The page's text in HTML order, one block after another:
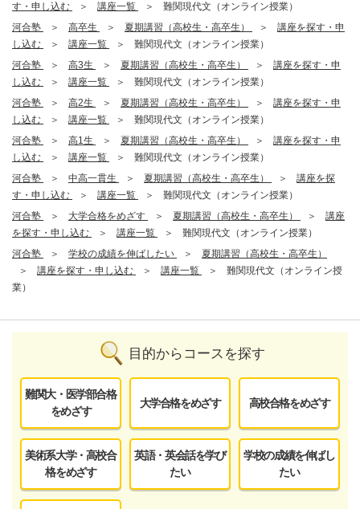
す・申し込む
講座一覧
難関現代文（オンライン授業）
河合塾
高卒生 夏期講習（高校生・高卒生）
講座を探す・申
し込む
講座一覧
難関現代文（オンライン授業）
河合塾
高3生 夏期講習（高校生・高卒生）
講座を探す・申
し込む
講座一覧
難関現代文（オンライン授業）
河合塾
高2生 夏期講習（高校生・高卒生）
講座を探す・申
し込む
講座一覧
難関現代文（オンライン授業）
河合塾
高1生 夏期講習（高校生・高卒生）
講座を探す・申
し込む
講座一覧
難関現代文（オンライン授業）
河合塾
中高一貫生 夏期講習（高校生・高卒生）
講座を探
す・申し込む
講座一覧
難関現代文（オンライン授業）
河合塾
大学合格をめざす 夏期講習（高校生・高卒生）
講座
を探す・申し込む
講座一覧
難関現代文（オンライン授業）
河合塾
学校の成績を伸ばしたい
夏期講習（高校生・高卒生）
講座を探す・申し込む
講座一覧
難関現代文（オンライン授
業）
目的からコースを探す
難関大・医学部合格
をめざす
大学合格をめざす 高校合格をめざす
美術系大学・高校合
格をめざす
英語・英会話を学び
たい
学校の成績を伸ばし
たい